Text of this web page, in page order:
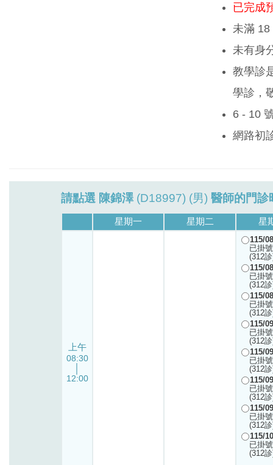
已完成
未滿 18
未有身
教學診
學診，
6 - 10
網路初